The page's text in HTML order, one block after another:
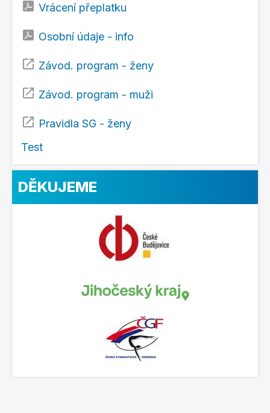
Vrácení přeplatku
Osobní údaje - info
Závod. program - ženy
Závod. program - muži
Pravidla SG - ženy
Test
DĚKUJEME